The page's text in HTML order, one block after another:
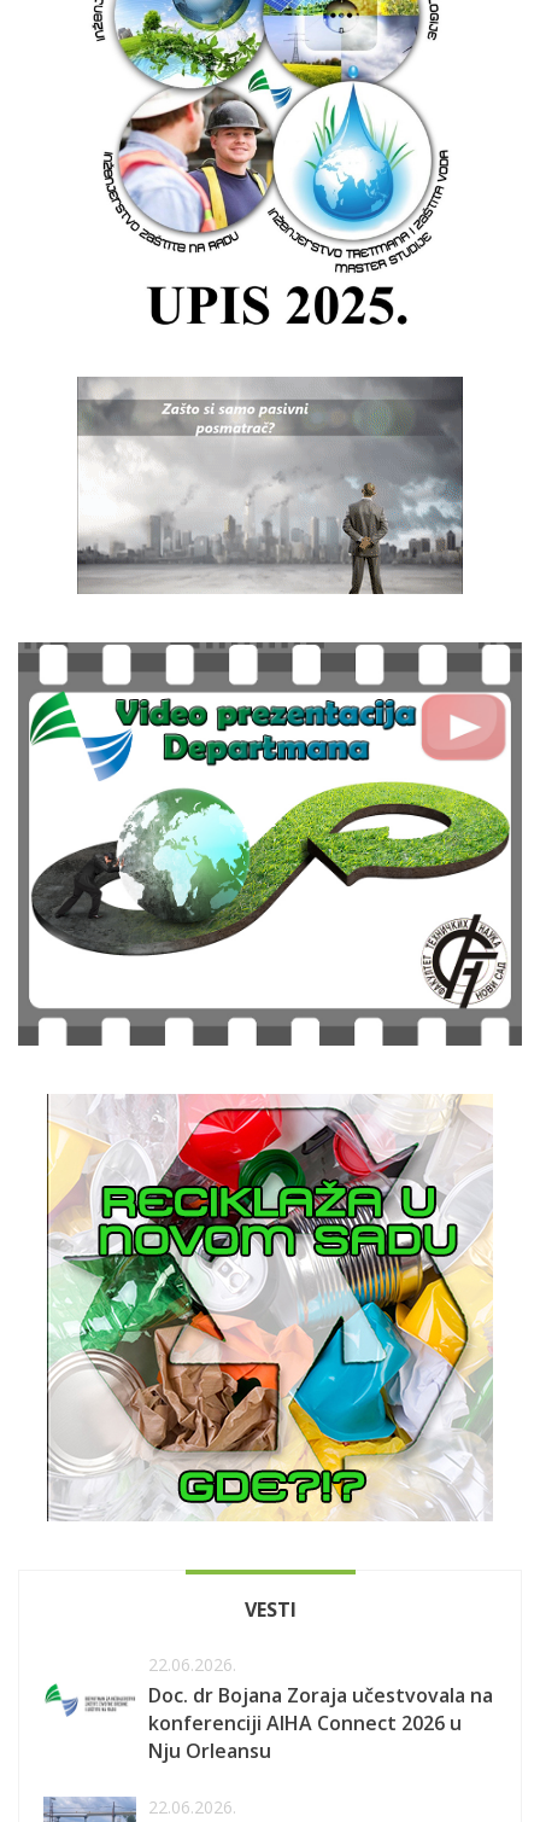
VESTI
22.06.2026.
Doc. dr Bojana Zoraja učestvovala na
konferenciji AIHA Connect 2026 u
Nju Orleansu
22.06.2026.